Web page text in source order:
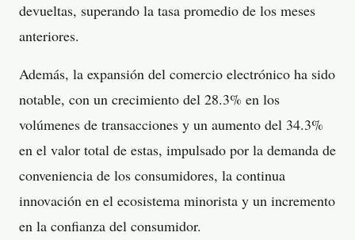
devueltas, superando la tasa promedio de los meses
anteriores.
Además, la expansión del comercio electrónico ha sido
notable, con un crecimiento del 28.3% en los
volúmenes de transacciones y un aumento del 34.3%
en el valor total de estas, impulsado por la demanda de
conveniencia de los consumidores, la continua
innovación en el ecosistema minorista y un incremento
en la confianza del consumidor.